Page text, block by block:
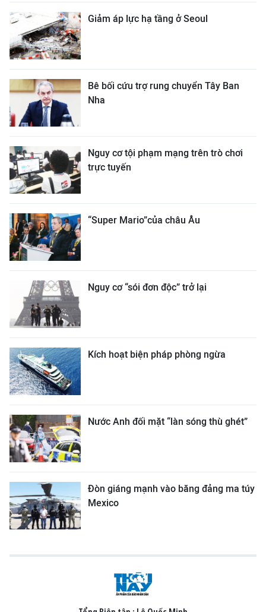
Giảm áp lực hạ tầng ở Seoul
Bê bối cứu trợ rung chuyển Tây Ban
Nha
Nguy cơ tội phạm mạng trên trò chơi
trực tuyến
“Super Mario”của châu Âu
Nguy cơ “sói đơn độc” trở lại
Kích hoạt biện pháp phòng ngừa
Nước Anh đối mặt “làn sóng thù ghét”
Đòn giáng mạnh vào băng đảng ma túy
Mexico